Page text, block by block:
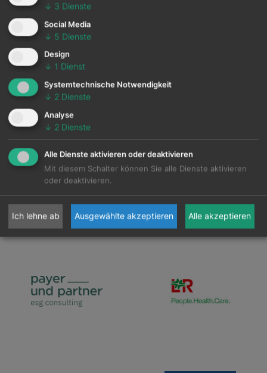
↓ 3 Dienste
Social Media
↓ 5 Dienste
Design
↓ 1 Dienst
Systemtechnische Notwendigkeit
↓ 2 Dienste
Analyse
↓ 2 Dienste
Alle Dienste aktivieren oder deaktivieren
Mit diesem Schalter können Sie alle Dienste aktivieren
oder deaktivieren.
Ich lehne ab Ausgewählte akzeptieren Alle akzeptieren